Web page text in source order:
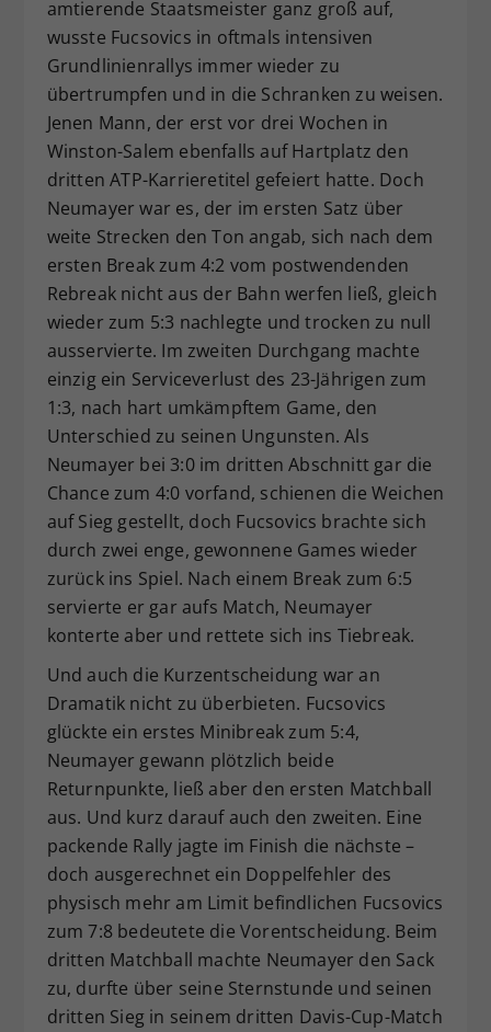
amtierende Staatsmeister ganz groß auf,
wusste Fucsovics in oftmals intensiven
Grundlinienrallys immer wieder zu
übertrumpfen und in die Schranken zu weisen.
Jenen Mann, der erst vor drei Wochen in
Winston-Salem ebenfalls auf Hartplatz den
dritten ATP-Karrieretitel gefeiert hatte. Doch
Neumayer war es, der im ersten Satz über
weite Strecken den Ton angab, sich nach dem
ersten Break zum 4:2 vom postwendenden
Rebreak nicht aus der Bahn werfen ließ, gleich
wieder zum 5:3 nachlegte und trocken zu null
ausservierte. Im zweiten Durchgang machte
einzig ein Serviceverlust des 23-Jährigen zum
1:3, nach hart umkämpftem Game, den
Unterschied zu seinen Ungunsten. Als
Neumayer bei 3:0 im dritten Abschnitt gar die
Chance zum 4:0 vorfand, schienen die Weichen
auf Sieg gestellt, doch Fucsovics brachte sich
durch zwei enge, gewonnene Games wieder
zurück ins Spiel. Nach einem Break zum 6:5
servierte er gar aufs Match, Neumayer
konterte aber und rettete sich ins Tiebreak.
Und auch die Kurzentscheidung war an
Dramatik nicht zu überbieten. Fucsovics
glückte ein erstes Minibreak zum 5:4,
Neumayer gewann plötzlich beide
Returnpunkte, ließ aber den ersten Matchball
aus. Und kurz darauf auch den zweiten. Eine
packende Rally jagte im Finish die nächste –
doch ausgerechnet ein Doppelfehler des
physisch mehr am Limit befindlichen Fucsovics
zum 7:8 bedeutete die Vorentscheidung. Beim
dritten Matchball machte Neumayer den Sack
zu, durfte über seine Sternstunde und seinen
dritten Sieg in seinem dritten Davis-Cup-Match